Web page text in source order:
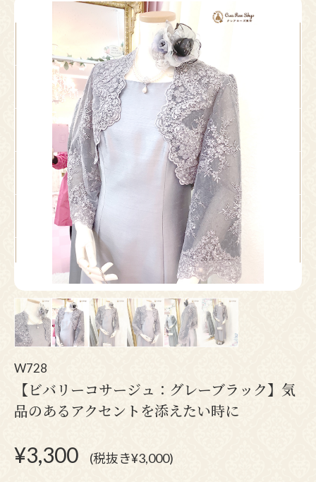
W728
【ビバリーコサージュ：グレーブラック】気
品のあるアクセントを添えたい時に
¥3,300 (税抜き¥3,000)